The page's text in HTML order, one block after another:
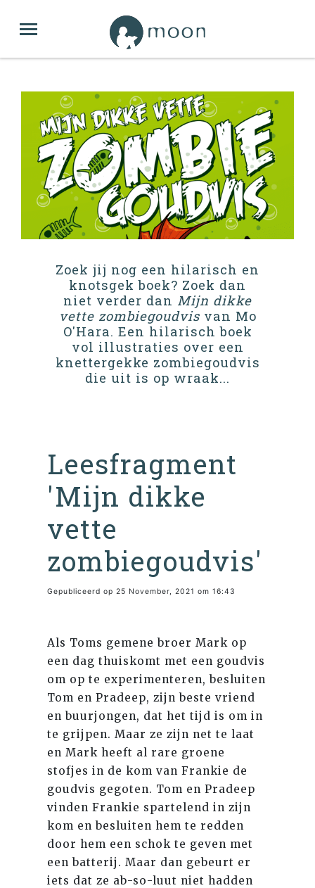
Zoek jij nog een hilarisch en
knotsgek boek? Zoek dan
niet verder dan Mijn dikke
vette zombiegoudvis van Mo
O'Hara. Een hilarisch boek
vol illustraties over een
knettergekke zombiegoudvis
die uit is op wraak...
Leesfragment
'Mijn dikke
vette
zombiegoudvis'
Gepubliceerd op 25 November, 2021 om 16:43
Als Toms gemene broer Mark op
een dag thuiskomt met een goudvis
om op te experimenteren, besluiten
Tom en Pradeep, zijn beste vriend
en buurjongen, dat het tijd is om in
te grijpen. Maar ze zijn net te laat
en Mark heeft al rare groene
stofjes in de kom van Frankie de
goudvis gegoten. Tom en Pradeep
vinden Frankie spartelend in zijn
kom en besluiten hem te redden
door hem een schok te geven met
een batterij. Maar dan gebeurt er
iets dat ze ab-so-luut niet hadden